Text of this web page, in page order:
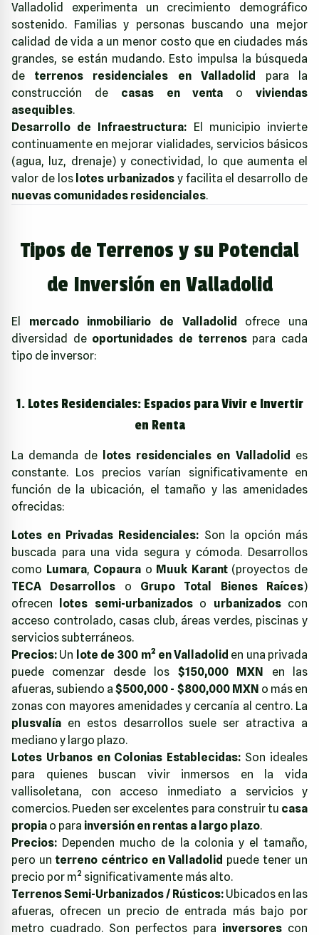
Valladolid experimenta un crecimiento demográfico
sostenido. Familias y personas buscando una mejor
calidad de vida a un menor costo que en ciudades más
grandes, se están mudando. Esto impulsa la búsqueda
de terrenos residenciales en Valladolid
para la
construcción de casas en venta oviviendas
asequibles.
Desarrollo de Infraestructura: El municipio invierte
continuamente en mejorar vialidades, servicios básicos
(agua, luz, drenaje) y conectividad, lo que aumenta el
valor de los lotes urbanizados y facilita el desarrollo de
nuevas comunidades residenciales.
Tipos de Terrenos y su Potencial
de Inversión en Valladolid
El mercado inmobiliario de Valladolid
ofrece una
diversidad de oportunidades de terrenospara cada
tipo de inversor:
1. Lotes Residenciales: Espacios para Vivir e Invertir
en Renta
La demanda de lotes residenciales en Valladolid es
constante. Los precios varían significativamente en
función de la ubicación, el tamaño y las amenidades
ofrecidas:
Lotes en Privadas Residenciales: Son la opción más
buscada para una vida segura y cómoda. Desarrollos
como Lumara, Copaura o Muuk Karant(proyectos de
TECA Desarrollos o Grupo Total Bienes Raíces)
ofrecen
lotes semi-urbanizadoso urbanizadoscon
acceso controlado, casas club, áreas verdes, piscinas y
servicios subterráneos.
Precios: Un lote de 300 m² en Valladolid en una privada
puede comenzar desde los $150,000 MXN
en las
afueras, subiendo a$500,000 - $800,000 MXN o más en
zonas con mayores amenidades y cercanía al centro. La
plusvalía en estos desarrollos suele ser atractiva a
mediano y largo plazo.
Lotes Urbanos en Colonias Establecidas: Son ideales
para quienes buscan vivir inmersos en la vida
vallisoletana, con acceso inmediato a servicios y
comercios. Pueden ser excelentes para construir tu casa
propia o para inversión en rentas a largo plazo.
Precios: Dependen mucho de la colonia y el tamaño,
pero un terreno céntrico en Valladolid puede tener un
precio por m² significativamente más alto.
Terrenos Semi-Urbanizados / Rústicos: Ubicados en las
afueras, ofrecen un precio de entrada más bajo por
metro cuadrado. Son perfectos para inversores con